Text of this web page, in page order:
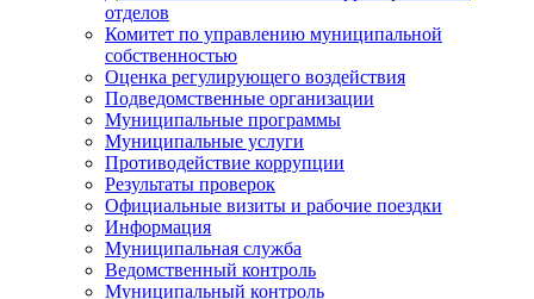
отделов
Комитет по управлению муниципальной
собственностью
Оценка регулирующего воздействия
Подведомственные организации
Муниципальные программы
Муниципальные услуги
Противодействие коррупции
Результаты проверок
Официальные визиты и рабочие поездки
Информация
Муниципальная служба
Ведомственный контроль
Муниципальный контроль